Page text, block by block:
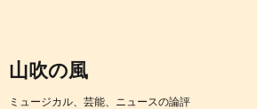
山吹の風
ミュージカル、芸能、ニュースの論評